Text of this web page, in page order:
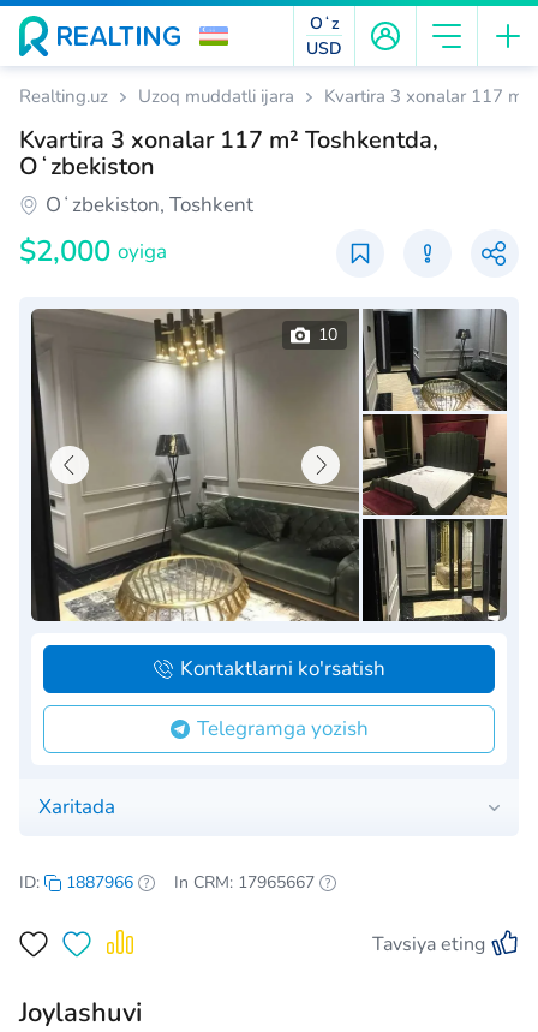
Oʻz
USD
Realting.uz Uzoq muddatli ijara Kvartira 3 xonalar 117
Kvartira 3 xonalar 117 m² Toshkentda,
Oʻzbekiston
Oʻzbekiston, Toshkent
$2,000 oyiga
Xaritada
10
Telegramga yozish
Kontaktlarni ko'rsatish
ID: 1887966 In CRM: 17965667
Tavsiya eting
Joylashuvi